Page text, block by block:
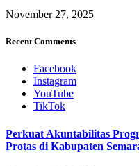
November 27, 2025
Recent Comments
Facebook
Instagram
YouTube
TikTok
Perkuat Akuntabilitas
Protas di Kabupaten